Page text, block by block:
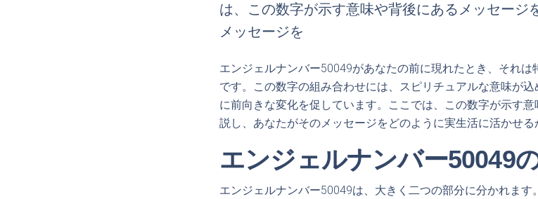
は、この数字が示す意味や背後にあるメッセージ
メッセージを
エンジェルナンバー50049があなたの前に現れたとき、それ
です。この数字の組み合わせには、スピリチュアルな意味が
に前向きな変化を促しています。ここでは、この数字が示す
説し、あなたがそのメッセージをどのように実生活に活かせる
エンジェルナンバー50049
エンジェルナンバー50049は、大きく二つの部分に分かれます